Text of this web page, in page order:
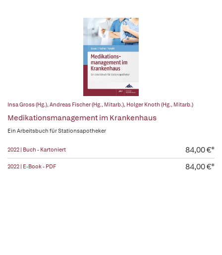
Insa Gross (Hg.),Andreas Fischer (Hg., Mitarb.), Holger Knoth (Hg., Mitarb.)
Medikationsmanagement im Krankenhaus
Ein Arbeitsbuch für Stationsapotheker
2022 | Buch - Kartoniert 84,00 €*
2022 | E-Book - PDF 84,00 €*